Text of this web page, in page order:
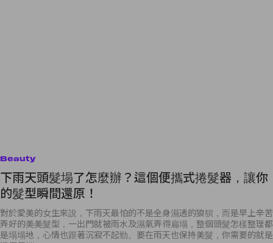
Beauty
下雨天頭髮塌了怎麼辦？這個便攜式捲髮器，讓你
的髮型瞬間還原！
對於愛美的女生來說，下雨天最怕的不是全身濕透的狼狽，而是早上辛苦
弄好的美美髮型，一出門就被雨水及濕氣弄得扁塌，整個頭髮怎樣整理都
是塌塌地，心情也跟著沉寂不起勁。要在雨天也保持美髮，你需要的就是